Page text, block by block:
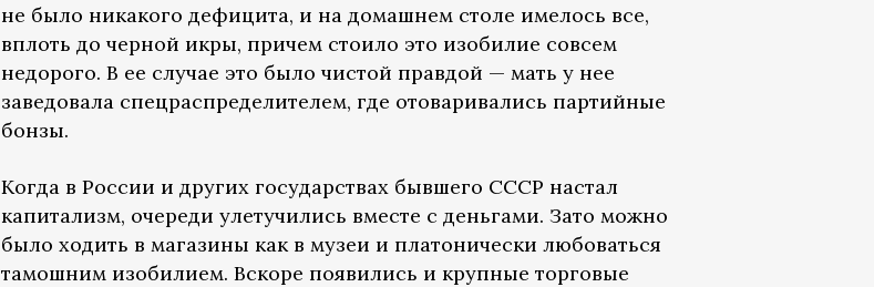
не было никакого дефицита, и на домашнем столе имелось все,
вплоть до черной икры, причем стоило это изобилие совсем
недорого. В ее случае это было чистой правдой — мать у нее
заведовала спецраспределителем, где отоваривались партийные
бонзы.
Когда в России и других государствах бывшего СССР настал
капитализм, очереди улетучились вместе с деньгами. Зато можно
было ходить в магазины как в музеи и платонически любоваться
тамошним изобилием. Вскоре появились и крупные торговые